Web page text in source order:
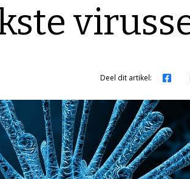
Deel dit artikel: